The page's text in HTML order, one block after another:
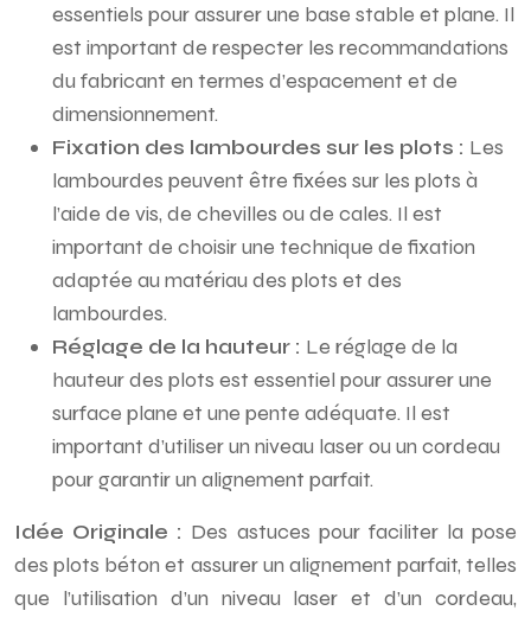
essentiels pour assurer une base stable et plane. Il
est important de respecter les recommandations
du fabricant en termes d’espacement et de
dimensionnement.
Fixation des lambourdes sur les plots : Les
lambourdes peuvent être fixées sur les plots à
l’aide de vis, de chevilles ou de cales. Il est
important de choisir une technique de fixation
adaptée au matériau des plots et des
lambourdes.
Réglage de la hauteur : Le réglage de la
hauteur des plots est essentiel pour assurer une
surface plane et une pente adéquate. Il est
important d’utiliser un niveau laser ou un cordeau
pour garantir un alignement parfait.
Idée Originale : Des astuces pour faciliter la pose
des plots béton et assurer un alignement parfait, telles
que l’utilisation d’un niveau laser et d’un cordeau,